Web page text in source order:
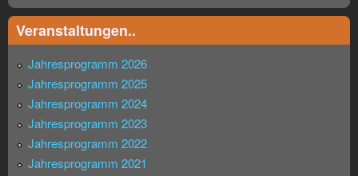
Veranstaltungen..
Jahresprogramm 2026
Jahresprogramm 2025
Jahresprogramm 2024
Jahresprogramm 2023
Jahresprogramm 2022
Jahresprogramm 2021